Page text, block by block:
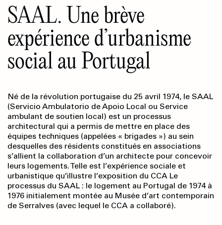
SAAL. Une brève
expérience d’urbanisme
social au Portugal
Né de la révolution portugaise du 25 avril 1974, le SAAL
(Servicio Ambulatorio de Apoio Local ou Service
ambulant de soutien local) est un processus
architectural qui a permis de mettre en place des
équipes techniques (appelées « brigades ») au sein
desquelles des résidents constitués en associations
s’allient la collaboration d’un architecte pour concevoir
leurs logements. Telle est l’expérience sociale et
urbanistique qu’illustre l’exposition du CCA Le
processus du SAAL : le logement au Portugal de 1974 à
1976 initialement montée au Musée d’art contemporain
de Serralves (avec lequel le CCA a collaboré).